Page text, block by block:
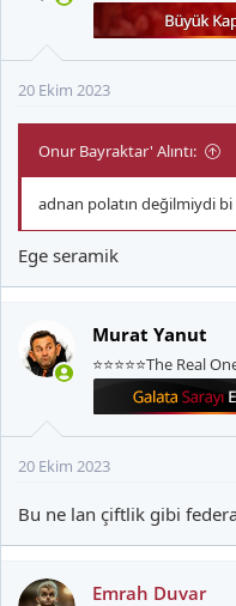
20 Ekim 2023
Onur Bayraktar' Alıntı:
adnan polatın değilmiydi
Ege seramik
Murat Yanut
⭐⭐⭐⭐⭐The Real
20 Ekim 2023
Bu ne lan çiftlik gibi
Emrah Duvar